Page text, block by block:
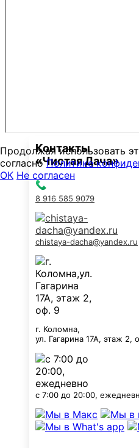
Контакты
«Чистая Дача»
8 916 585 9079
chistaya-dacha@yandex.ru
г. Коломна,
ул. Гагарина 17А, этаж 2,
с 7:00 до 20:00,
Продолжая использовать
согласноПолитике
ОК Не согласен